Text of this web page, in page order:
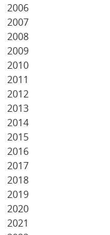
2006
2007
2008
2009
2010
2011
2012
2013
2014
2015
2016
2017
2018
2019
2020
2021